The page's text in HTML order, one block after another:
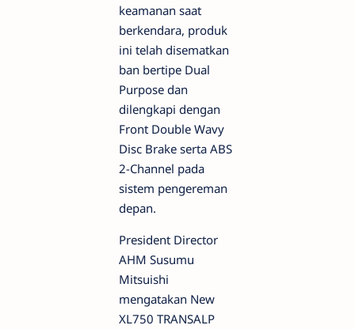
keamanan saat
berkendara, produk
ini telah disematkan
ban bertipe Dual
Purpose dan
dilengkapi dengan
Front Double Wavy
Disc Brake serta ABS
2-Channel pada
sistem pengereman
depan.
President Director
AHM Susumu
Mitsuishi
mengatakan New
XL750 TRANSALP